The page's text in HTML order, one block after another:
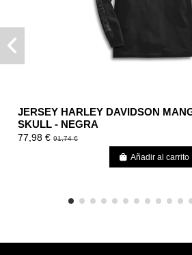
JERSEY HARLEY DAVIDSON
SKULL - NEGRA
77,98 €91,74 €
Añadir al carrito